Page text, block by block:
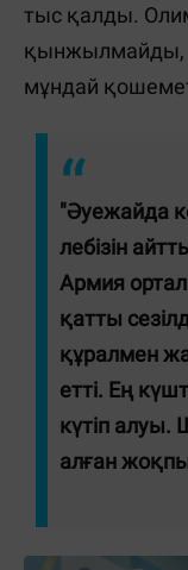
тыс қалды.
қынжылмайды,
мұндай
"Әуежайда
лебізін
Армия
қатты
құралмен
етті. Ең
күтіп
алған